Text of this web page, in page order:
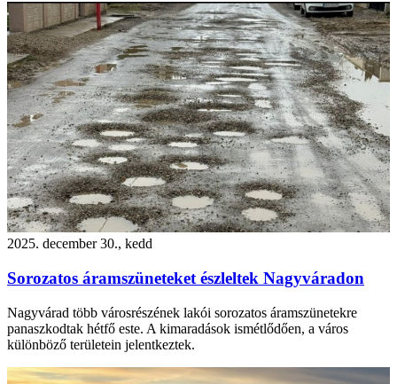
2025. december 30., kedd
Sorozatos áramszüneteket észleltek Nagyváradon
Nagyvárad több városrészének lakói sorozatos áramszünetekre
panaszkodtak hétfő este. A kimaradások ismétlődően, a város
különböző területein jelentkeztek.